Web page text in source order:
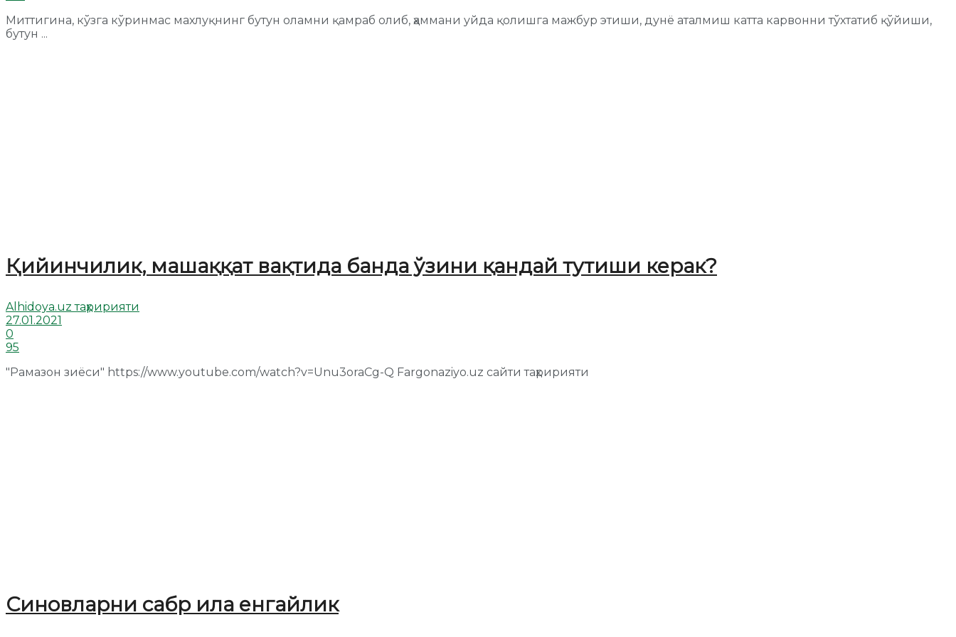
Миттигина, кўзга кўринмас махлуқнинг бутун оламни қамраб олиб, ҳаммани уйда қолишга мажбур этиши, дунё аталмиш катта карвонни тўхтатиб қўйиши,
бутун ...
Қийинчилик, машаққат вақтида банда ўзини қандай тутиши керак?
Alhidoya.uz таҳририяти
27.01.2021
0
95
"Рамазон зиёси" https://www.youtube.com/watch?v=Unu3oraCg-Q Fargonaziyo.uz сайти таҳририяти
Синовларни сабр ила енгайлик